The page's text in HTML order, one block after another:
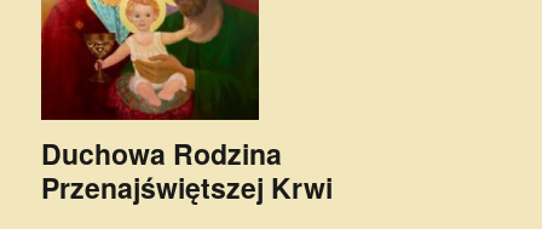
Duchowa Rodzina
Przenajświętszej Krwi